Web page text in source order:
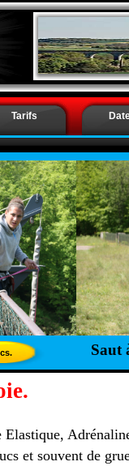
Saut
et souvent de
Tarifs